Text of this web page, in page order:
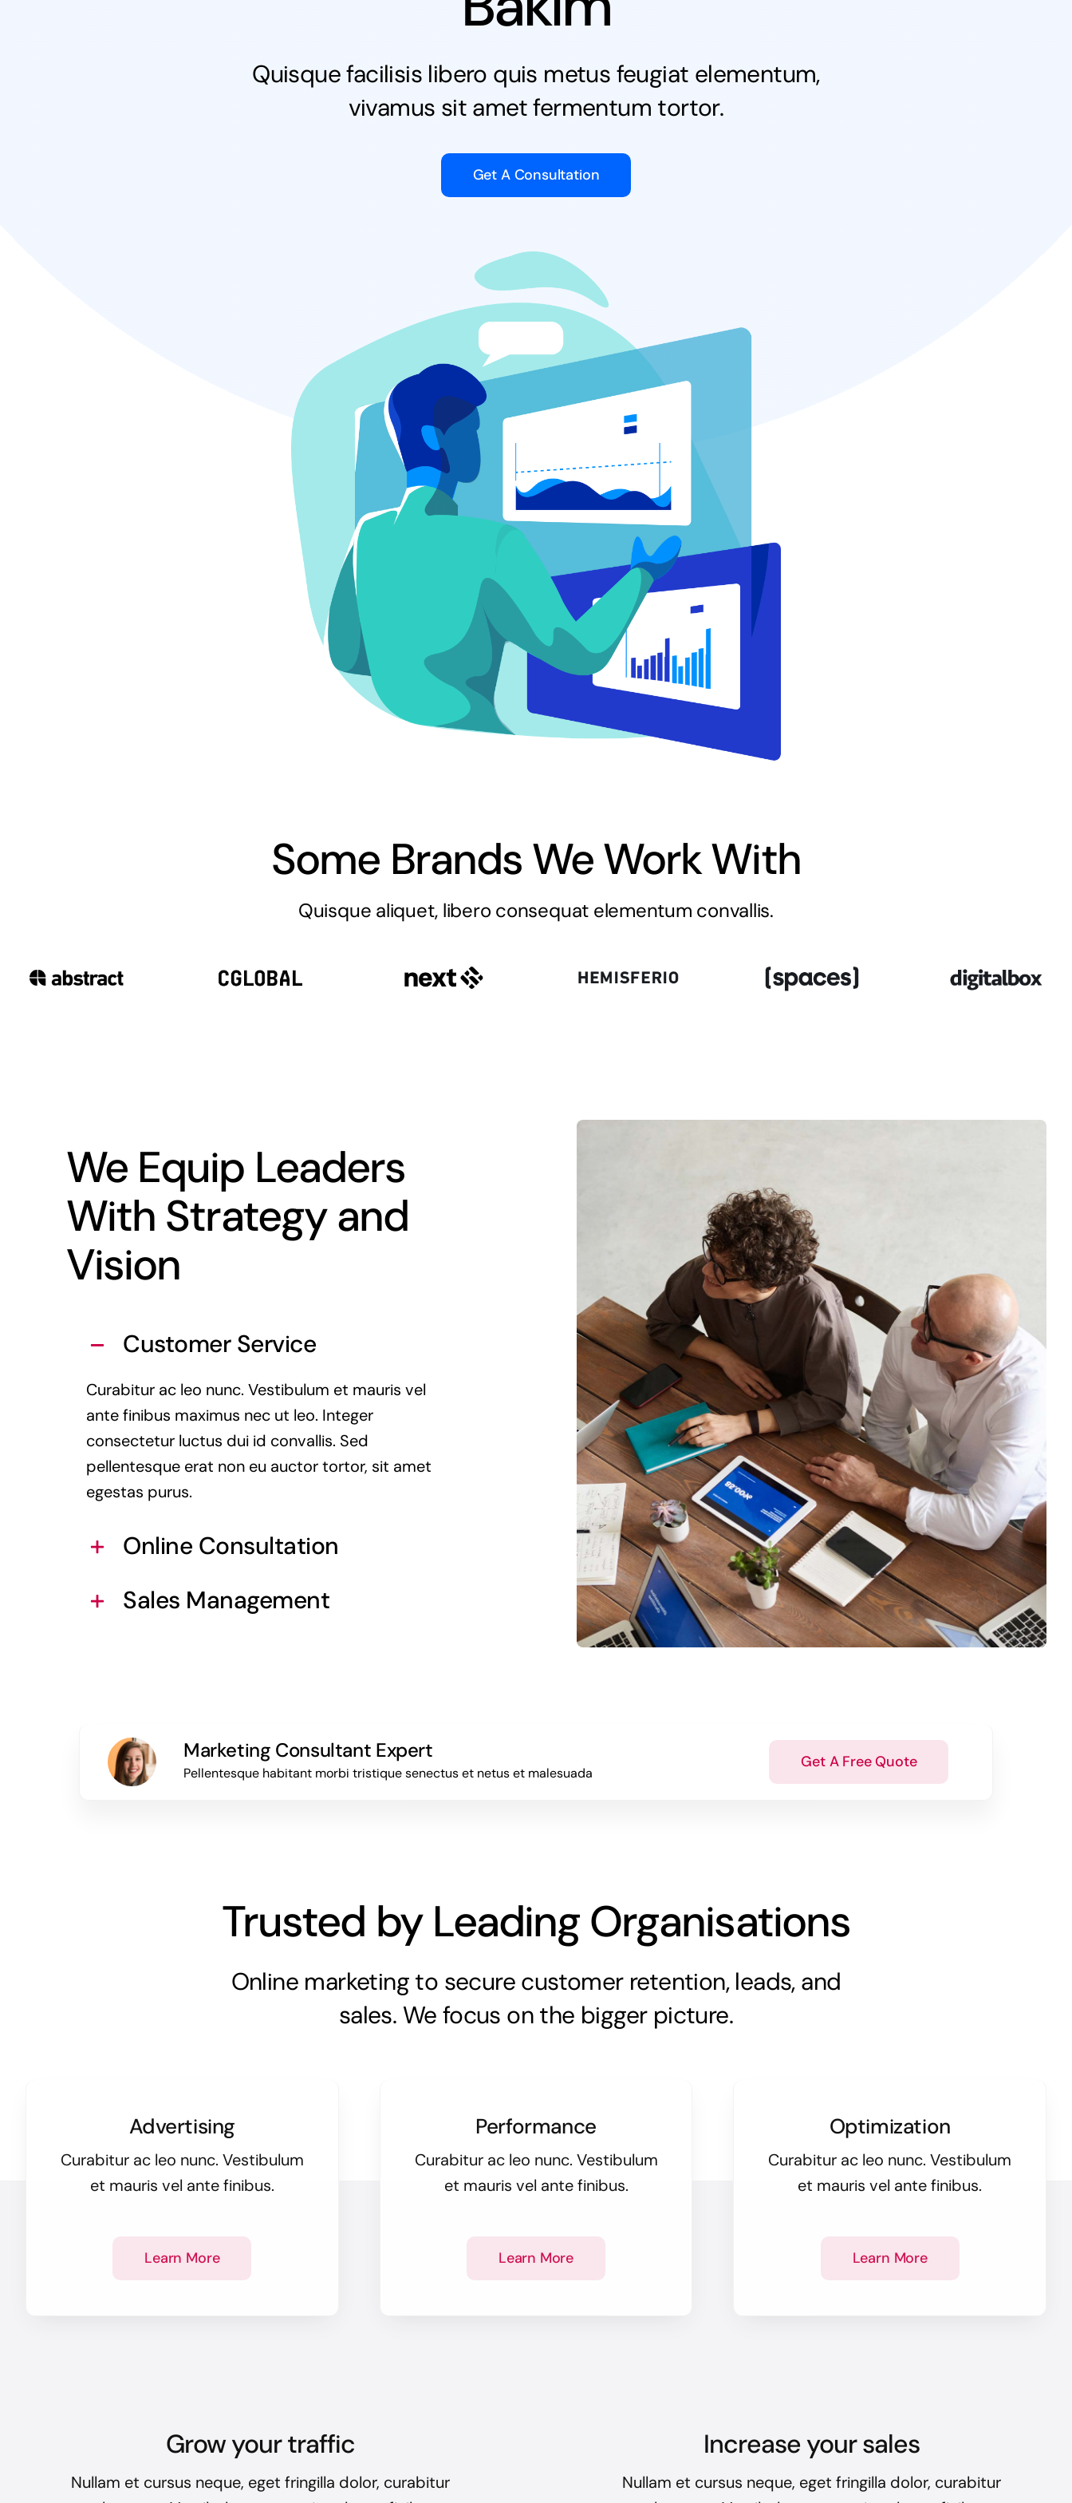
Quisque facilisis libero quis metus feugiat elementum,
vivamus sit amet fermentum tortor.
Get A Consultation
Some Brands We Work With
Quisque aliquet, libero consequat elementum convallis.
We Equip Leaders
With Strategy and
Vision
Customer Service
Curabitur ac leo nunc. Vestibulum et mauris vel
ante finibus maximus nec ut leo. Integer
consectetur luctus dui id convallis. Sed
pellentesque erat non eu auctor tortor, sit amet
egestas purus.
Online Consultation
Sales Management
Marketing Consultant Expert
Pellentesque habitant morbi tristique senectus et netus et malesuada
Get A Free Quote
Trusted by Leading Organisations
Online marketing to secure customer retention, leads, and
sales. We focus on the bigger picture.
Advertising
Curabitur ac leo nunc. Vestibulum
et mauris vel ante finibus.
Learn More
Performance
Curabitur ac leo nunc. Vestibulum
et mauris vel ante finibus.
Learn More
Optimization
Curabitur ac leo nunc. Vestibulum
et mauris vel ante finibus.
Learn More
Grow your traffic
Nullam et cursus neque, eget fringilla dolor, curabitur
Increase your sales
Nullam et cursus neque, eget fringilla dolor, curabitur